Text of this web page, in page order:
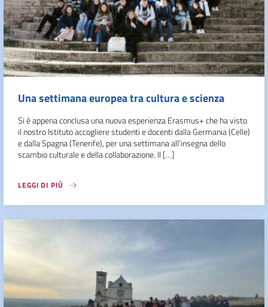
Una settimana europea tra cultura e scienza
Si è appena conclusa una nuova esperienza Erasmus+ che ha visto
il nostro Istituto accogliere studenti e docenti dalla Germania (Celle)
e dalla Spagna (Tenerife), per una settimana all’insegna dello
scambio culturale e della collaborazione. Il […]
LEGGI DI PIÙ